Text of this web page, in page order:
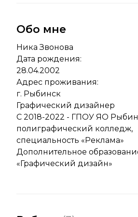
Обо мне
Ника Звонова
Дата рождения:
28.04.2002
Адрес проживания:
г. Рыбинск
Графический дизайнер
С 2018-2022 - ГПОУ ЯО
полиграфический колледж,
специальность «Реклама»
Дополнительное
«Графический дизайн»